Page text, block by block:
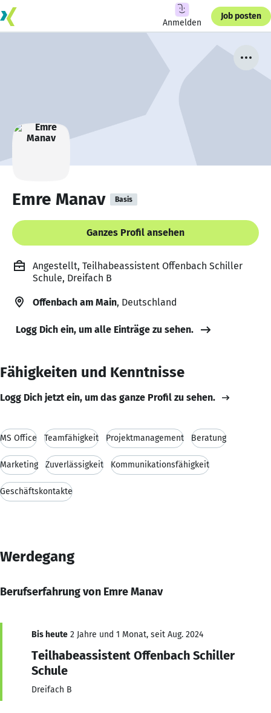
Anmelden
Job posten
Emre Manav Basis
Ganzes Profil ansehen
Angestellt, Teilhabeassistent Offenbach Schiller
Schule, Dreifach B
Offenbach am Main, Deutschland
Logg Dich ein, um alle Einträge zu sehen.
Fähigkeiten und Kenntnisse
Logg Dich jetzt ein, um das ganze Profil zu sehen.
MS Office Teamfähigkeit Projektmanagement Beratung
Marketing Zuverlässigkeit Kommunikationsfähigkeit
Geschäftskontakte
Werdegang
Berufserfahrung von Emre Manav
Bis heute 2 Jahre und 1 Monat, seit Aug. 2024
Teilhabeassistent Offenbach Schiller
Schule
Dreifach B